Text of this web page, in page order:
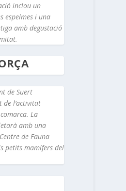
inclou un
espelmes i una
amb degustació
de Suert
l’activitat
La
amb una
de Fauna
petits mamífers del